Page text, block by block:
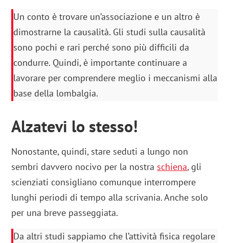
Un conto è trovare un’associazione e un altro è
dimostrarne la causalità. Gli studi sulla causalità
sono pochi e rari perché sono più difficili da
condurre. Quindi, è importante continuare a
lavorare per comprendere meglio i meccanismi alla
base della lombalgia.
Alzatevi lo stesso!
Nonostante, quindi, stare seduti a lungo non
sembri davvero nocivo per la nostra schiena, gli
scienziati consigliano comunque interrompere
lunghi periodi di tempo alla scrivania. Anche solo
per una breve passeggiata.
Da altri studi sappiamo che l’attività fisica regolare